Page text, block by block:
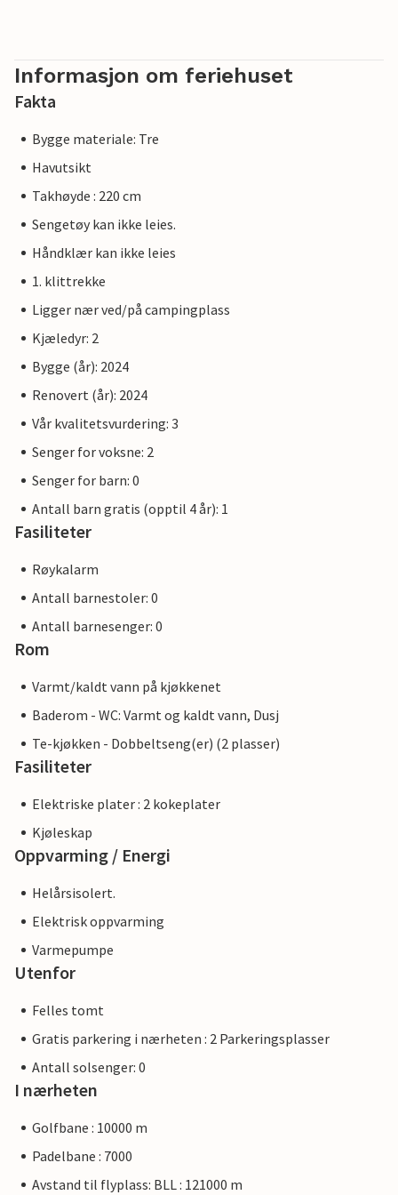
Informasjon om feriehuset
Fakta
Bygge materiale: Tre
Havutsikt
Takhøyde : 220 cm
Sengetøy kan ikke leies.
Håndklær kan ikke leies
1. klittrekke
Ligger nær ved/på campingplass
Kjæledyr: 2
Bygge (år): 2024
Renovert (år): 2024
Vår kvalitetsvurdering: 3
Senger for voksne: 2
Senger for barn: 0
Antall barn gratis (opptil 4 år): 1
Fasiliteter
Røykalarm
Antall barnestoler: 0
Antall barnesenger: 0
Rom
Varmt/kaldt vann på kjøkkenet
Baderom - WC: Varmt og kaldt vann, Dusj
Te-kjøkken - Dobbeltseng(er) (2 plasser)
Fasiliteter
Elektriske plater : 2 kokeplater
Kjøleskap
Oppvarming / Energi
Helårsisolert.
Elektrisk oppvarming
Varmepumpe
Utenfor
Felles tomt
Gratis parkering i nærheten : 2 Parkeringsplasser
Antall solsenger: 0
I nærheten
Golfbane : 10000 m
Padelbane : 7000
Avstand til flyplass: BLL : 121000 m